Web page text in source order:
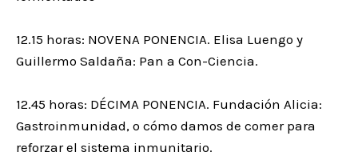
12.15 horas: NOVENA PONENCIA. Elisa Luengo y
Guillermo Saldaña: Pan a Con-Ciencia.
12.45 horas: DÉCIMA PONENCIA. Fundación Alicia:
Gastroinmunidad, o cómo damos de comer para
reforzar el sistema inmunitario.